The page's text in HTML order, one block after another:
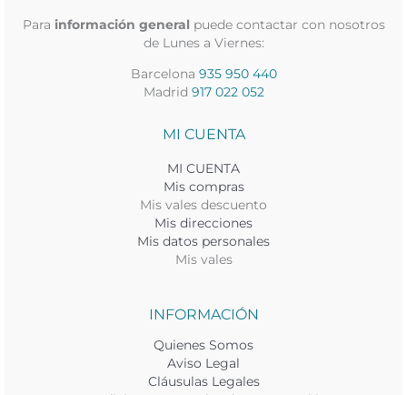
Para información general puede contactar con nosotros
de Lunes a Viernes:
Barcelona 935 950 440
Madrid 917 022 052
MI CUENTA
MI CUENTA
Mis compras
Mis vales descuento
Mis direcciones
Mis datos personales
Mis vales
INFORMACIÓN
Quienes Somos
Aviso Legal
Cláusulas Legales